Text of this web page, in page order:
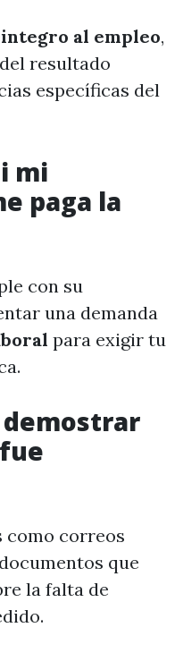
al empleo,
resultado
específicas del
mi
paga la
con su
una demanda
para exigir tu
demostrar
como correos
que
la falta de